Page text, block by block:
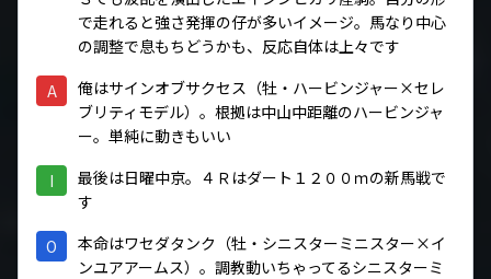
で走れると強さ発揮の仔が多いイメージ。馬なり中心
の調整で息もちどうかも、反応自体は上々です
A
俺はサインオブサクセス（牡・ハービンジャー×セレ
ブリティモデル）。根拠は中山中距離のハービンジャ
ー。単純に動きもいい
I
最後は日曜中京。４Ｒはダート１２００ｍの新馬戦で
す
O
本命はワセダタンク（牡・シニスターミニスター×イ
ンユアアームス）。調教動いちゃってるシニスターミ